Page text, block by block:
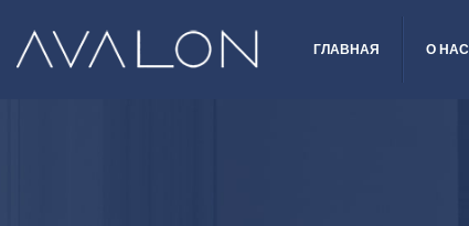
ГЛАВНАЯ О НАС